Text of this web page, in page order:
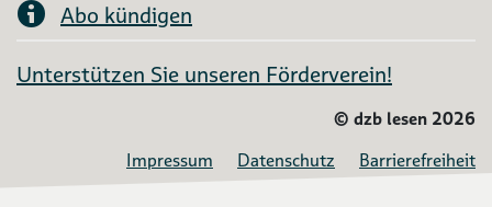
Abo kündigen
Unterstützen Sie unseren Förderverein!
© dzb lesen 2026
Impressum
Datenschutz Barrierefreiheit